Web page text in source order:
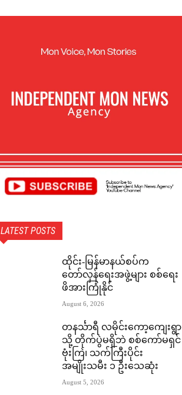
LATEST POSTS
ထိုင်း-မြန်မာနယ်စပ်က
တော်လှန်ရေးအဖွဲ့များ စစ်ရေး
ဖိအားကြုံနိုင်
August 6, 2026
တနင်္သာရီ လမိုင်းကော့ကျေးရွာ
သို့ တိုက်ပွဲမရှိဘဲ စစ်ကော်မရှင်
ဗုံးကြဲ၊ သက်ကြီးပိုင်း
အမျိုးသမီး ၁ ဦးသေဆုံး
August 5, 2026